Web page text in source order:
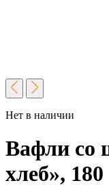
Нет в наличии
Вафли со
хлеб», 180